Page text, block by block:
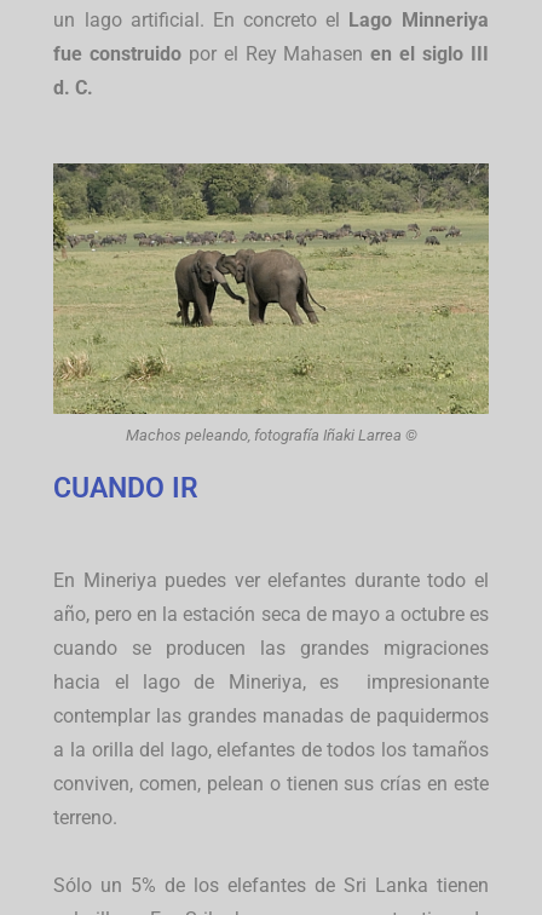
un lago artificial. En concreto el
Lago Minneriya
fue construido por el Rey Mahasenen el siglo III
d. C.
Machos peleando, fotografía Iñaki Larrea ©
CUANDO IR
En Mineriya puedes ver elefantes durante todo el
año, pero en la estación seca de mayo a octubre es
cuando se producen las grandes migraciones
hacia el lago de Mineriya, es impresionante
contemplar las grandes manadas de paquidermos
a la orilla del lago, elefantes de todos los tamaños
conviven, comen, pelean o tienen sus crías en este
terreno.
Sólo un 5% de los elefantes de Sri Lanka tienen